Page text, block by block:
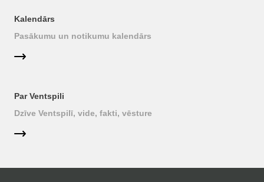
Kalendārs
Pasākumu un notikumu kalendārs
Par Ventspili
Dzīve Ventspilī, vide, fakti, vēsture